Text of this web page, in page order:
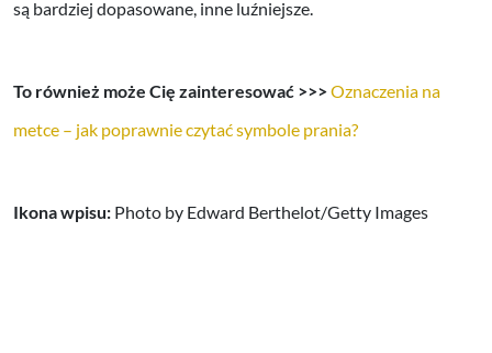
są bardziej dopasowane, inne luźniejsze.
To również może Cię zainteresować >>>Oznaczenia na
metce – jak poprawnie czytać symbole prania?
Ikona wpisu: Photo by Edward Berthelot/Getty Images